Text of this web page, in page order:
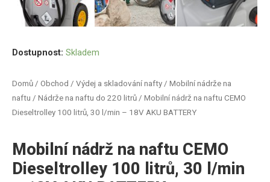
Domů / Obchod / Výdej a skladování nafty / Mobilní nádrže na
naftu / Nádrže na naftu do 220 litrů / Mobilní nádrž na naftu CEMO
Dieseltrolley 100 litrů, 30 l/min – 18V AKU BATTERY
Mobilní nádrž na naftu CEMO
Dieseltrolley 100 litrů, 30 l/min
Dostupnost: Skladem